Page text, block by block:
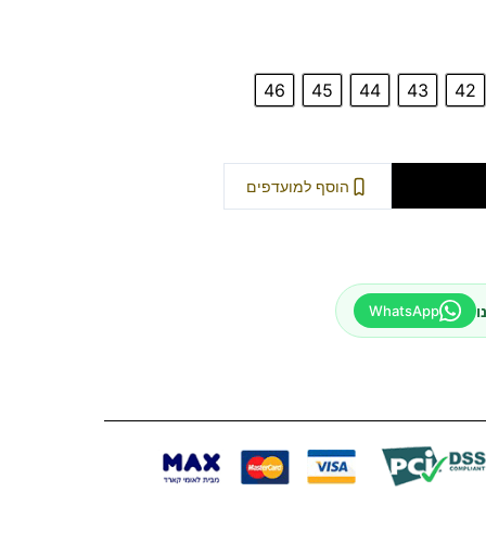
42
43
44
45
46
הוסף למועדפים
WhatsApp